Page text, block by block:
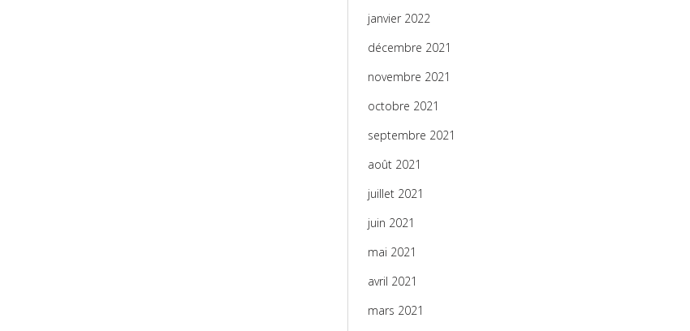
janvier 2022
décembre 2021
novembre 2021
octobre 2021
septembre 2021
août 2021
juillet 2021
juin 2021
mai 2021
avril 2021
mars 2021